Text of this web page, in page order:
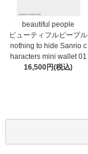
beautiful people
ビューティフルピープル
nothing to hide Sanrio c
haracters mini wallet⁠ 01
16,500円(税込)